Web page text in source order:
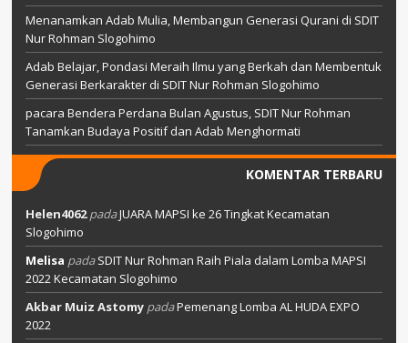
Menanamkan Adab Mulia, Membangun Generasi Qurani di SDIT
Nur Rohman Slogohimo
Adab Belajar, Pondasi Meraih Ilmu yang Berkah dan Membentuk
Generasi Berkarakter di SDIT Nur Rohman Slogohimo
pacara Bendera Perdana Bulan Agustus, SDIT Nur Rohman
Tanamkan Budaya Positif dan Adab Menghormati
KOMENTAR TERBARU
Helen4062padaJUARA MAPSI ke 26 Tingkat Kecamatan
Slogohimo
Melisa padaSDIT Nur Rohman Raih Piala dalam Lomba MAPSI
2022 Kecamatan Slogohimo
Akbar Muiz Astomy padaPemenang Lomba AL HUDA EXPO
2022